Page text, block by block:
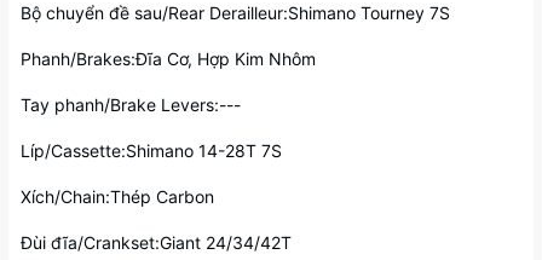
Bộ chuyển đề sau/Rear Derailleur:Shimano Tourney 7S
Phanh/Brakes:Đĩa Cơ, Hợp Kim Nhôm
Tay phanh/Brake Levers:---
Líp/Cassette:Shimano 14-28T 7S
Xích/Chain:Thép Carbon
Đùi đĩa/Crankset:Giant 24/34/42T